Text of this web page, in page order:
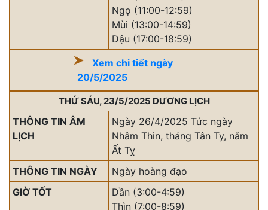
Ngọ (11:00-12:59)
Mùi (13:00-14:59)
Dậu (17:00-18:59)
Xem chi tiết ngày
20/5/2025
THỨ SÁU, 23/5/2025 DƯƠNG LỊCH
THÔNG TIN ÂM
LỊCH
Ngày 26/4/2025 Tức ngày
Nhâm Thìn, tháng Tân Tỵ, năm
Ất Tỵ
THÔNG TIN NGÀY
Ngày hoàng đạo
GIỜ TỐT
Dần (3:00-4:59)
Thìn (7:00-8:59)